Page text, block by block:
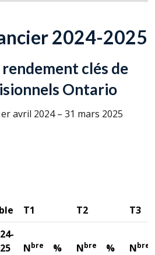
2024-2025
clés de
Ontario
avril 2024 – 31 mars 2025
T1 T2
T3
Nbre % Nbre % Nbre